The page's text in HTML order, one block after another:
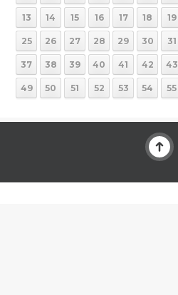
13 14 15 16 17 18 19
25 26 27 28 29 30 31
37 38 39 40 41 42 43
49 50 51 52 53 54 55